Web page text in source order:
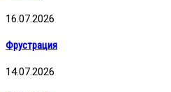
16.07.2026
Фрустрация
14.07.2026